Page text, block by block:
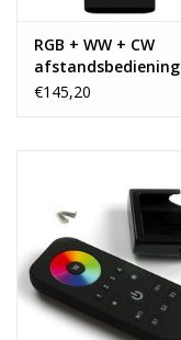
RGB + WW + CW
afstandsbediening
€145,20